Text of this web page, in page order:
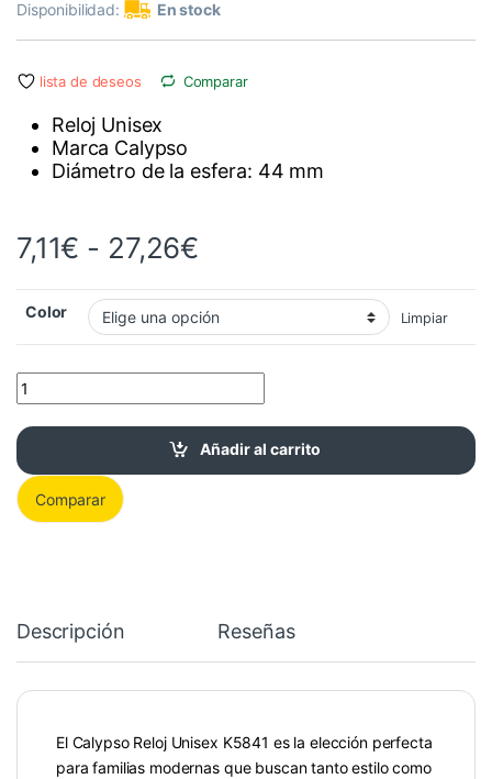
Disponibilidad: En stock
lista de deseos Comparar
Reloj Unisex
Marca Calypso
Diámetro de la esfera: 44 mm
7,11€ - 27,26€
Color Limpiar
Reloj Unisex Calypso K5841 cantidad
Añadir al carrito
Comparar
Descripción Reseñas
El Calypso Reloj Unisex K5841 es la elección perfecta
para familias modernas que buscan tanto estilo como